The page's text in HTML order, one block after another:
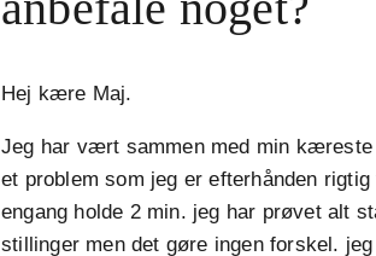
Hej kære Maj.
Jeg har vært sammen med min
et problem som jeg er efterhånden
engang holde 2 min. jeg har prøvet alt
stillinger men det gøre ingen forskel.